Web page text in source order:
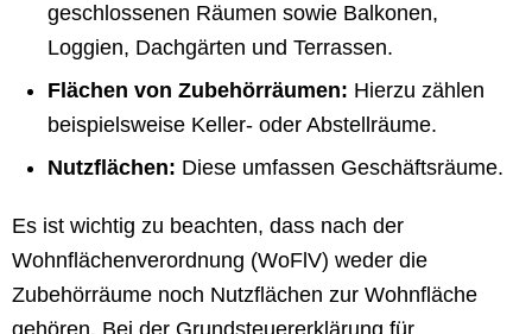
geschlossenen Räumen sowie Balkonen,
Loggien, Dachgärten und Terrassen.
Flächen von Zubehörräumen: Hierzu zählen
beispielsweise Keller- oder Abstellräume.
Nutzflächen: Diese umfassen Geschäftsräume.
Es ist wichtig zu beachten, dass nach der
Wohnflächenverordnung (WoFlV) weder die
Zubehörräume noch Nutzflächen zur Wohnfläche
gehören. Bei der Grundsteuererklärung für